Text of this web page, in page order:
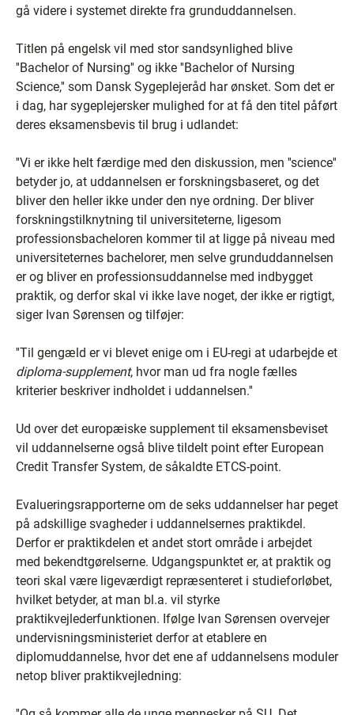
gå videre i systemet direkte fra grunduddannelsen.
Titlen på engelsk vil med stor sandsynlighed blive
''Bachelor of Nursing'' og ikke ''Bachelor of Nursing
Science,'' som Dansk Sygeplejeråd har ønsket. Som det er
i dag, har sygeplejersker mulighed for at få den titel påført
deres eksamensbevis til brug i udlandet:
''Vi er ikke helt færdige med den diskussion, men ''science''
betyder jo, at uddannelsen er forskningsbaseret, og det
bliver den heller ikke under den nye ordning. Der bliver
forskningstilknytning til universiteterne, ligesom
professionsbacheloren kommer til at ligge på niveau med
universiteternes bachelorer, men selve grunduddannelsen
er og bliver en professionsuddannelse med indbygget
praktik, og derfor skal vi ikke lave noget, der ikke er rigtigt,
siger Ivan Sørensen og tilføjer:
''Til gengæld er vi blevet enige om i EU-regi at udarbejde et
diploma-supplement, hvor man ud fra nogle fælles
kriterier beskriver indholdet i uddannelsen.''
Ud over det europæiske supplement til eksamensbeviset
vil uddannelserne også blive tildelt point efter European
Credit Transfer System, de såkaldte ETCS-point.
Evalueringsrapporterne om de seks uddannelser har peget
på adskillige svagheder i uddannelsernes praktikdel.
Derfor er praktikdelen et andet stort område i arbejdet
med bekendtgørelserne. Udgangspunktet er, at praktik og
teori skal være ligeværdigt repræsenteret i studieforløbet,
hvilket betyder, at man bl.a. vil styrke
praktikvejlederfunktionen. Ifølge Ivan Sørensen overvejer
undervisningsministeriet derfor at etablere en
diplomuddannelse, hvor det ene af uddannelsens moduler
netop bliver praktikvejledning: